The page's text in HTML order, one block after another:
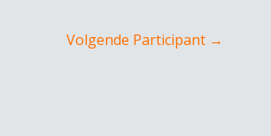
Volgende Participant →